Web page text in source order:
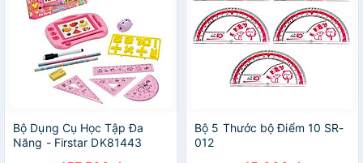
Bộ Dụng Cụ Học Tập Đa
Năng - Firstar DK81443
Bộ 5 Thước bộ Điểm 10 SR-
012